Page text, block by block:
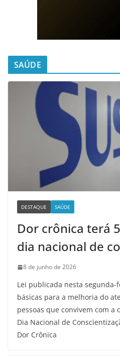
SAÚDE
DESTAQUE SAÚDE
Dor crônica terá
dia nacional de
8 de junho de 2026
Lei publicada nesta
básicas para a melhoria do
pessoas que convivem com
Dia Nacional de
Dor Crônica